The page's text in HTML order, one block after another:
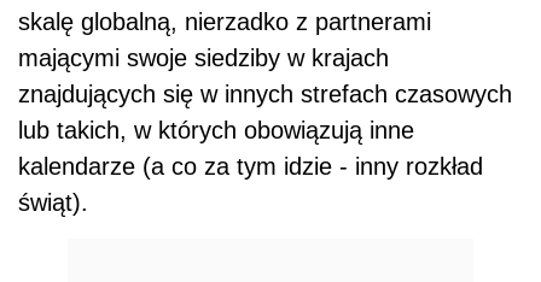
skalę globalną, nierzadko z partnerami
mającymi swoje siedziby w krajach
znajdujących się w innych strefach czasowych
lub takich, w których obowiązują inne
kalendarze (a co za tym idzie - inny rozkład
świąt).